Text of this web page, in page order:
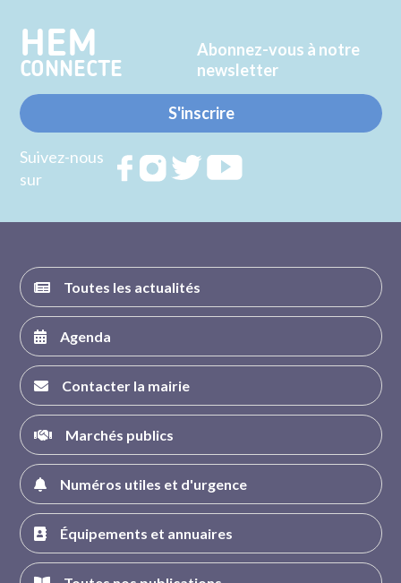
HEM
CONNECTE
Abonnez-vous à notre
newsletter
S'inscrire
Suivez-nous
sur
RejoignezRejoignezRejoignez
Toutes les actualités
Agenda
Contacter la mairie
Marchés publics
Numéros utiles et d'urgence
Équipements et annuaires